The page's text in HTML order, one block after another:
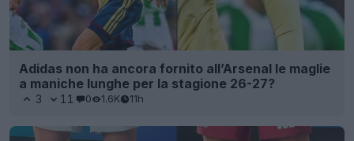
Adidas non ha ancora fornito all’Arsenal le maglie
a maniche lunghe per la stagione 26-27?
3 11 0 1.6K 11h